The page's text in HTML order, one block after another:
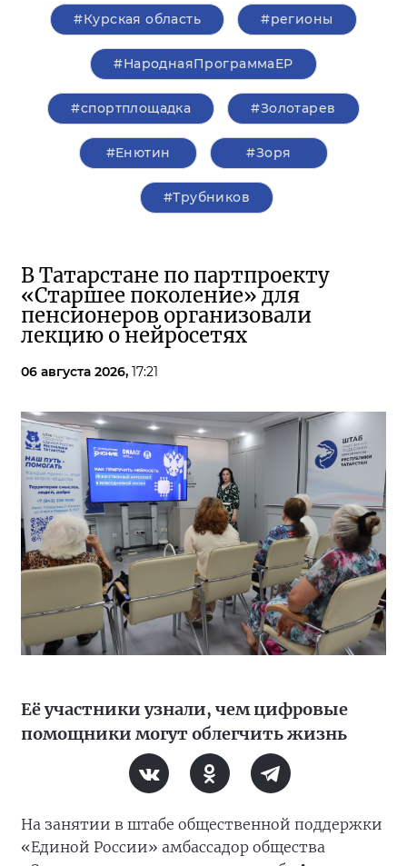
#Курская область #регионы
#НароднаяПрограммаЕР
#спортплощадка #Золотарев
#Енютин #Зоря
#Трубников
В Татарстане по партпроекту
«Старшее поколение» для
пенсионеров организовали
лекцию о нейросетях
06 августа 2026, 17:21
Её участники узнали, чем цифровые
помощники могут облегчить жизнь
На занятии в штабе общественной поддержки
«Единой России» амбассадор общества